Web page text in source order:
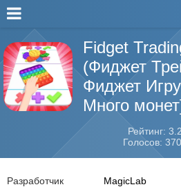
Fidget
(Фиджет
Фиджет
Много
Рейтинг: 3.2
Голосов:
Разработчик MagicLab